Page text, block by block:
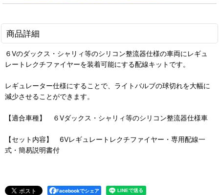
商品詳細
６Vのダックス・シャリィ等のシリコン整流器仕様の車両にレギュ
レートレクチファイヤーを装着可能にする配線キットです。
レギュレーター仕様にすることで、ライトバルブの球切れを大幅に
減少させることができます。
【適合車種】 ６Vダックス・シャリィ等のシリコン整流器仕様車
【セット内容】 6Vレギュレートレクチファイヤー・専用配線一
式・簡易説明書付
Facebookでシェア